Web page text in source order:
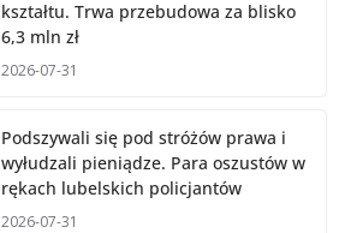
kształtu. Trwa przebudowa za blisko
6,3 mln zł
2026-07-31
Podszywali się pod stróżów prawa i
wyłudzali pieniądze. Para oszustów w
rękach lubelskich policjantów
2026-07-31